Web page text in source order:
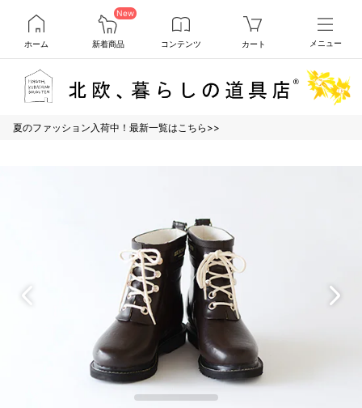
ホーム
New
新着商品 コンテンツ カート メニュー
夏のファッション入荷中！最新一覧はこちら>>